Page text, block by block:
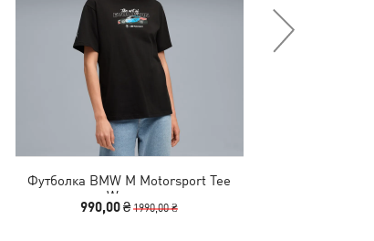
Футболка BMW M Motorsport Tee
Women
990,00 ₴1990,00 ₴